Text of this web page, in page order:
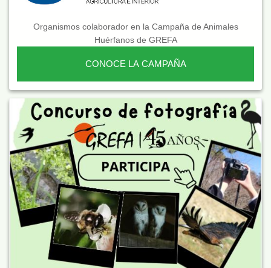
Organismos colaborador en la Campaña de Animales
Huérfanos de GREFA
CONOCE LA CAMPAÑA